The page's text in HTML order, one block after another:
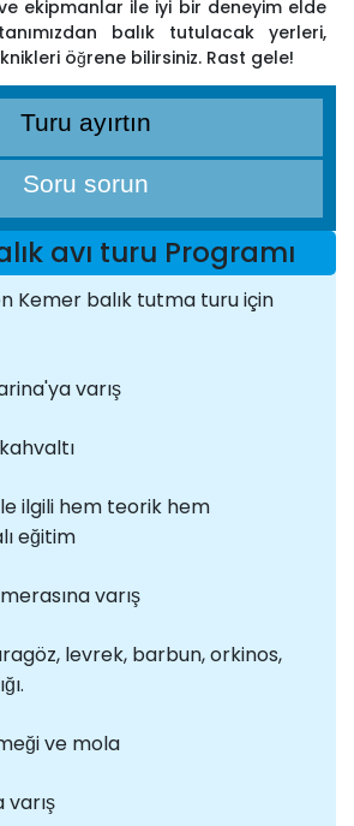
ekipmanlar ile iyi bir deneyim elde
balık tutulacak yerleri,
öğrene bilirsiniz. Rast gele!
Turu ayırtın
Soru sorun
avı turu Programı
Kemer balık tutma turu için
varış
ile ilgili hem teorik hem
eğitim
varış
levrek, barbun, orkinos,
ve mola
varış